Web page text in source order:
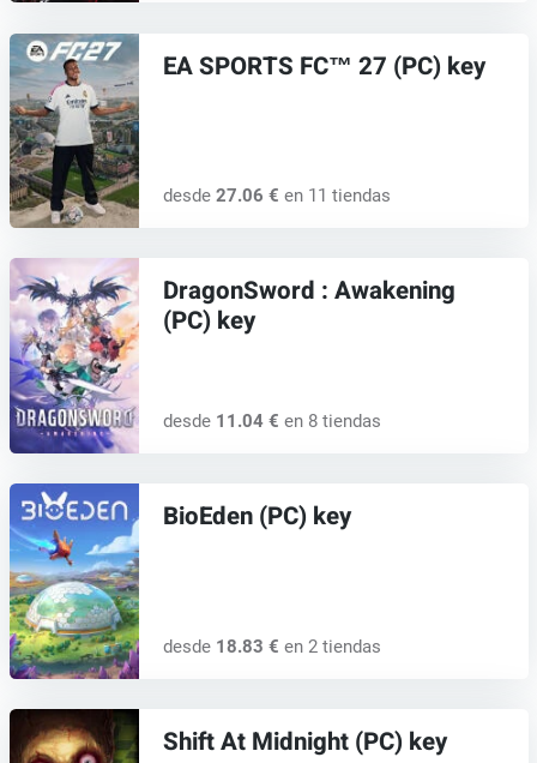
EA SPORTS FC™ 27 (PC) key
desde 27.06 € en 11 tiendas
DragonSword : Awakening
(PC) key
desde 11.04 € en 8 tiendas
BioEden (PC) key
desde 18.83 € en 2 tiendas
Shift At Midnight (PC) key